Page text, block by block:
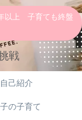
以上 子育ても終盤
戦
自己紹介
の子育て